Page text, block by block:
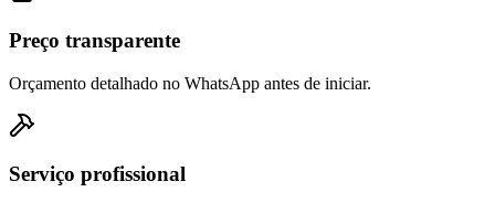
Preço transparente
Orçamento detalhado no WhatsApp antes de iniciar.
Serviço profissional